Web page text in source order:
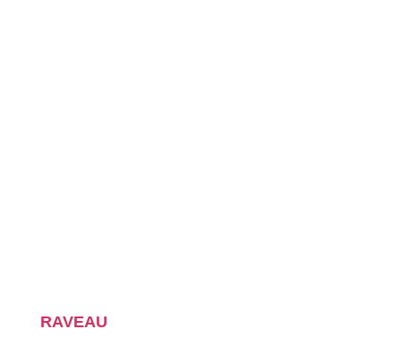
RAVEAU